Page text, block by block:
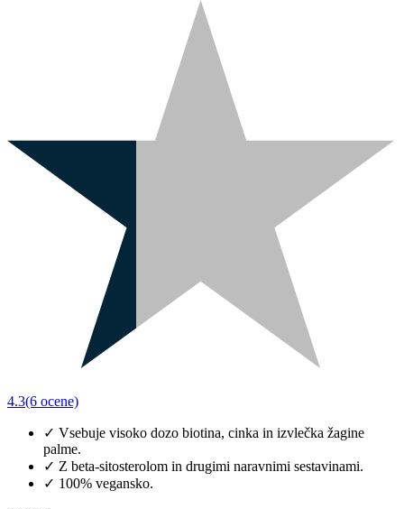
4.3(6 ocene)
✓ Vsebuje visoko dozo biotina, cinka in izvlečka žagine
palme.
✓ Z beta-sitosterolom in drugimi naravnimi sestavinami.
✓ 100% vegansko.